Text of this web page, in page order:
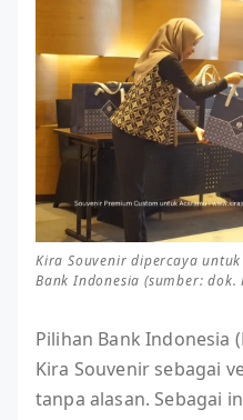
Kira Souvenir dipercaya
Bank Indonesia (sumber: dok.
Pilihan Bank Indonesia
Kira Souvenir sebagai
tanpa alasan. Sebagai